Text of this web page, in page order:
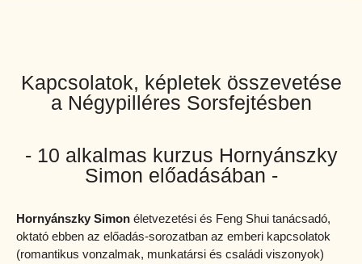
Kapcsolatok, képletek összevetése
a Négypilléres Sorsfejtésben
- 10 alkalmas kurzus Hornyánszky
Simon előadásában -
Hornyánszky Simon életvezetési és Feng Shui tanácsadó,
oktató ebben az előadás-sorozatban az emberi kapcsolatok
(romantikus vonzalmak, munkatársi és családi viszonyok)